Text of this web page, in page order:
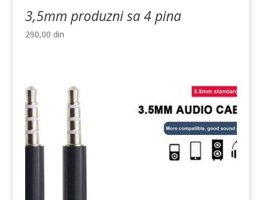
3,5mm produzni sa 4 pina
290,00 din